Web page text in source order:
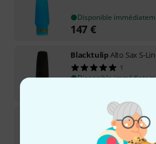
Disponible
147 €
BlacktulipAlto Sax S-
1
Disponible
BlacktulipAlto Sax S-
Disponible